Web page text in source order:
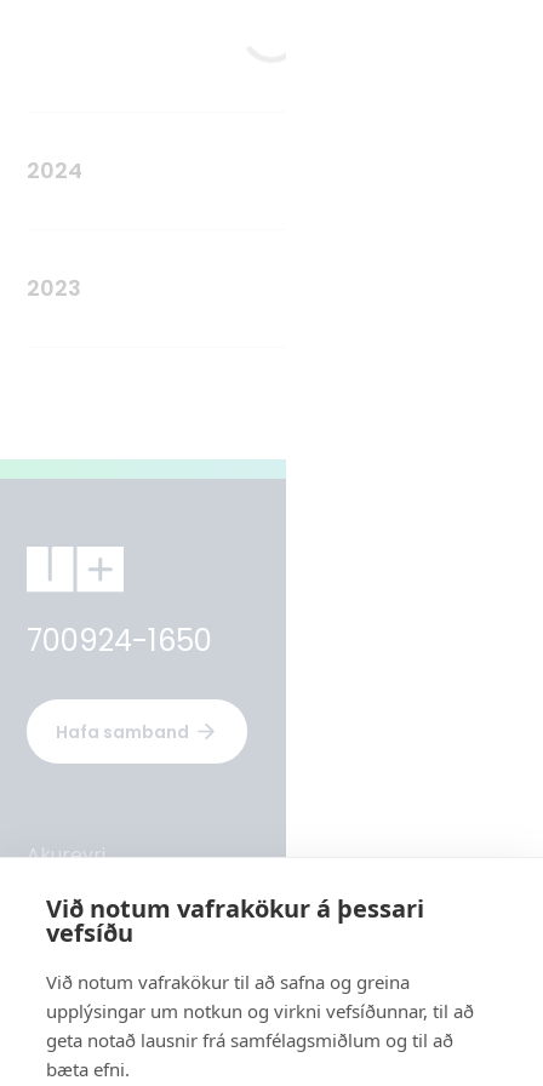
Við notum vafrakökur á þessari
vefsíðu
Við notum vafrakökur til að safna og greina
upplýsingar um notkun og virkni vefsíðunnar, til að
geta notað lausnir frá samfélagsmiðlum og til að
bæta efni.
2024
2023
700924-1650
Hafa samband
Akureyri
Rangárvellir 2 - hús 8, 603 Akureyri
Sími
569 6000
Reykjavík
Suðurlandsbraut 24, 108 Reykjavík